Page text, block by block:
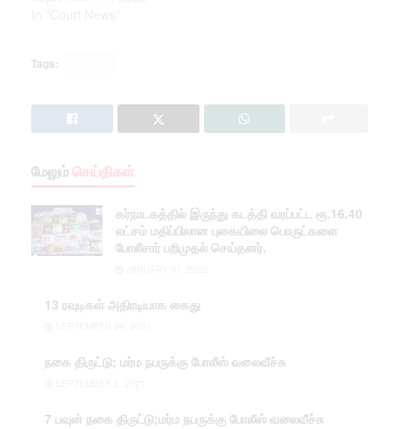
Tags:
மேலும்செய்திகள்
கர்நாடகத்தில்‌ இருந்து கடத்தி வரப்பட்ட ரூ.16.40
லட்சம்‌ மதிப்பிலான புகையிலை பொருட்களை
போலீசார் பறிமுதல் செய்தனர்.
13 ரவுடிகள் அதிரடியாக கைது
நகை திருட்டு; மர்ம நபருக்கு போலீஸ் வலைவீச்சு
7 பவுன் நகை திருட்டு;மர்ம நபருக்கு போலீஸ் வலைவீச்சு